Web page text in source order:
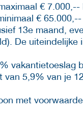
€
€
13e maand,
De uiteindelijke
vakantietoeslag
5,9% van je
met